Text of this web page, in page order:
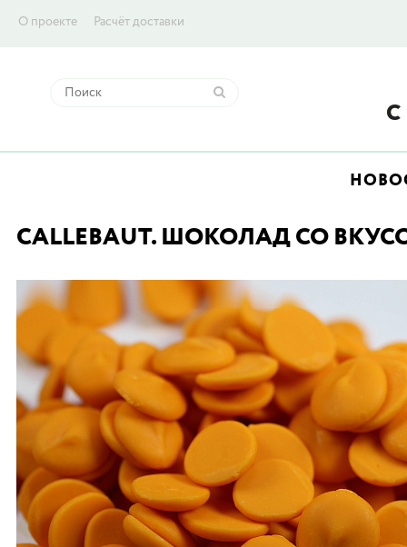
О проекте Расчёт доставки
CALLEBAUT. ШОКОЛАД СО